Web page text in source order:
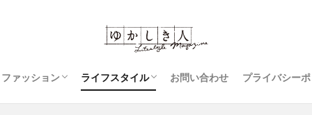
ファッション
コーディネート
ジーンズ
スカート
レディースファッション
豆知識
アウター
ライフスタイル
衣類のお手入れ
裁縫
お問い合わせ プライバシー